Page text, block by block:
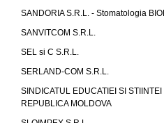
SANDORIA S.R.L. - Stomatologia
SANVITCOM S.R.L.
SEL si C S.R.L.
SERLAND-COM S.R.L.
SINDICATUL EDUCATIEI SI STIINTEI
REPUBLICA MOLDOVA